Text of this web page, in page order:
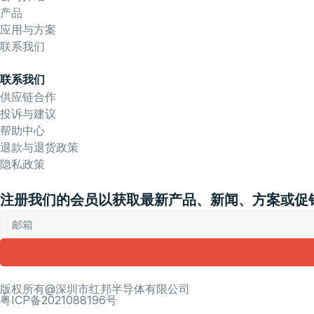
产品
应用与方案
联系我们
联系我们
供应链合作
投诉与建议
帮助中心
退款与退货政策
隐私政策
注册我们的会员以获取最新产品、新闻、方案或促
版权所有@深圳市红邦半导体有限公司
粤ICP备2021088196号